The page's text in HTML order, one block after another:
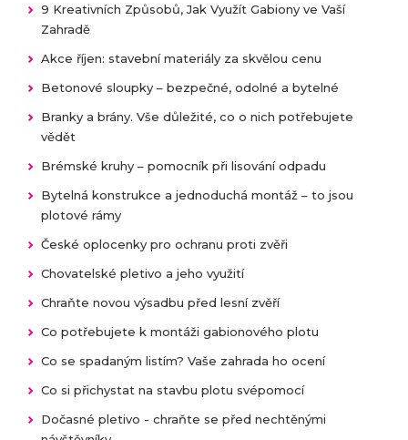
9 Kreativních Způsobů, Jak Využít Gabiony ve Vaší
Zahradě
Akce říjen: stavební materiály za skvělou cenu
Betonové sloupky – bezpečné, odolné a bytelné
Branky a brány. Vše důležité, co o nich potřebujete
vědět
Brémské kruhy – pomocník při lisování odpadu
Bytelná konstrukce a jednoduchá montáž – to jsou
plotové rámy
České oplocenky pro ochranu proti zvěři
Chovatelské pletivo a jeho využití
Chraňte novou výsadbu před lesní zvěří
Co potřebujete k montáži gabionového plotu
Co se spadaným listím? Vaše zahrada ho ocení
Co si přichystat na stavbu plotu svépomocí
Dočasné pletivo - chraňte se před nechtěnými